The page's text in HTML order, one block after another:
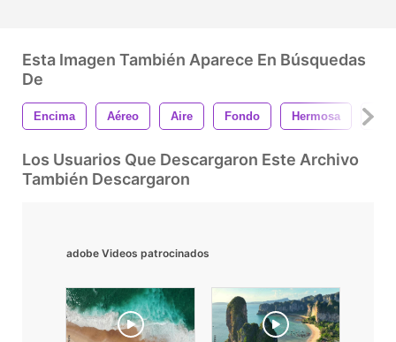
Esta Imagen También Aparece En Búsquedas
De
Encima Aéreo Aire Fondo Hermosa Azul
Los Usuarios Que Descargaron Este Archivo
También Descargaron
adobe Videos patrocinados